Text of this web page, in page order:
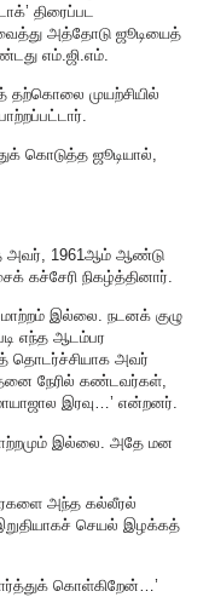
திரைப்பட
அத்தோடு ஜூடியைத்
எம்.ஜி.எம்.
தற்கொலை முயற்சியில்
கொடுத்த ஜூடியால்,
அவர், 1961ஆம் ஆண்டு
கச்சேரி நிகழ்த்தினார்.
இல்லை. நடனக் குழு
எந்த ஆடம்பர
தொடர்ச்சியாக அவர்
நேரில் கண்டவர்கள்,
இரவு…’ என்றனர்‌.
இல்லை. அதே மன
அந்த கல்லீரல்
செயல் இழக்கத்
கொள்கிறேன்…’